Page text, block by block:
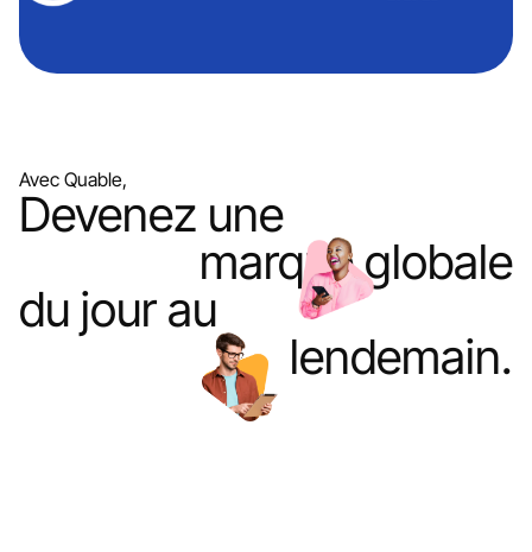
Avec Quable,
Devenez une
marque globale
du jour au
lendemain.